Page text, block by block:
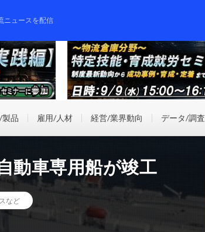
ニュースを配信
製品 雇用/人材 経営/業界動向 データ/調査
動車専用船が竣工
など